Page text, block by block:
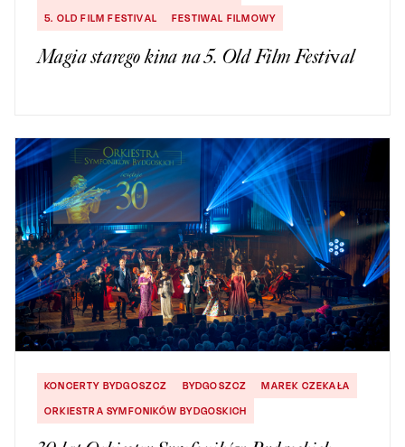
5. OLD FILM FESTIVAL
FESTIWAL FILMOWY
Magia starego kina na 5. Old Film Festival
KONCERTY BYDGOSZCZ BYDGOSZCZ
MAREK CZEKAŁA
ORKIESTRA SYMFONIKÓW BYDGOSKICH